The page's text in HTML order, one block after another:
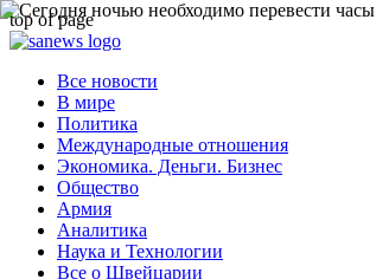
top of page
Все новости
В мире
Политика
Международные отношения
Экономика. Деньги. Бизнес
Общество
Армия
Аналитика
Наука и Технологии
Все о Швейцарии